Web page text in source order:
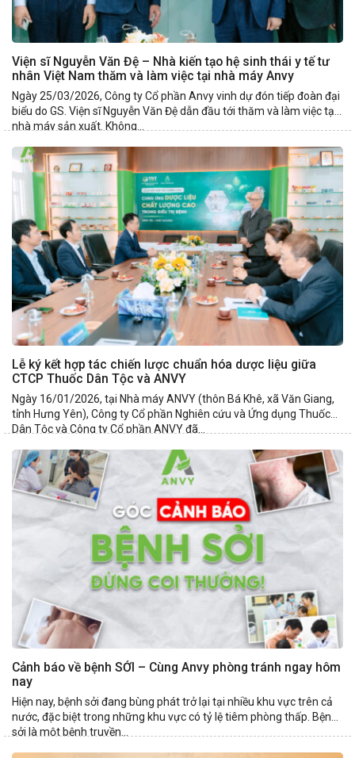
Viện sĩ Nguyễn Văn Đệ – Nhà kiến tạo hệ sinh thái y tế tư
nhân Việt Nam thăm và làm việc tại nhà máy Anvy
Ngày 25/03/2026, Công ty Cổ phần Anvy vinh dự đón tiếp đoàn đại
biểu do GS. Viện sĩ Nguyễn Văn Đệ dẫn đầu tới thăm và làm việc tại
nhà máy sản xuất. Không...
Lễ ký kết hợp tác chiến lược chuẩn hóa dược liệu giữa
CTCP Thuốc Dân Tộc và ANVY
Ngày 16/01/2026, tại Nhà máy ANVY (thôn Bá Khê, xã Văn Giang,
tỉnh Hưng Yên), Công ty Cổ phần Nghiên cứu và Ứng dụng Thuốc
Dân Tộc và Công ty Cổ phần ANVY đã...
Cảnh báo về bệnh SỞI – Cùng Anvy phòng tránh ngay hôm
nay
Hiện nay, bệnh sởi đang bùng phát trở lại tại nhiều khu vực trên cả
nước, đặc biệt trong những khu vực có tỷ lệ tiêm phòng thấp. Bệnh
sởi là một bệnh truyền...